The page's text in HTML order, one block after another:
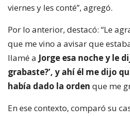
viernes y les conté”, agregó.
Por lo anterior, destacó: “Le
que me vino a avisar que
llamé a Jorge esa noche y le
grabaste?’, y ahí él me dijo
había dado la orden que me
En ese contexto, comparó su